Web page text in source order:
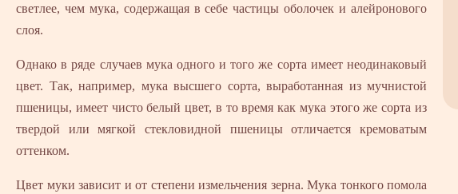
светлее, чем мука, содержащая в себе частицы оболочек и алейронового
слоя.
Однако в ряде случаев мука одного и того же сорта имеет неодинаковый
цвет. Так, например, мука высшего сорта, выработанная из мучнистой
пшеницы, имеет чисто белый цвет, в то время как мука этого же сорта из
твердой или мягкой стекловидной пшеницы отличается кремоватым
оттенком.
Цвет муки зависит и от степени измельчения зерна. Мука тонкого помола